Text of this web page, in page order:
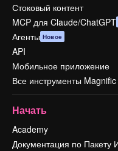
Стоковый контент
MCP для Claude/ChatGPT
Агенты Новое
API
Мобильное приложение
Все инструменты Magnific
Начать
Academy
Документация по Пакету